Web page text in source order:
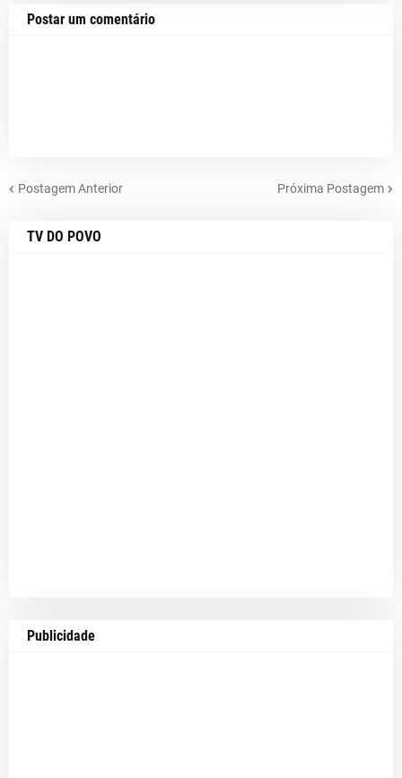
Postar um comentário
Postagem Anterior Próxima Postagem
TV DO POVO
Publicidade